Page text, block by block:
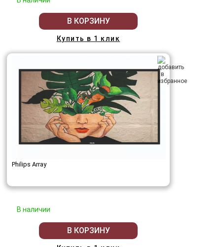
В КОРЗИНУ
Купить в 1 клик
Philips Array
В наличии
В КОРЗИНУ